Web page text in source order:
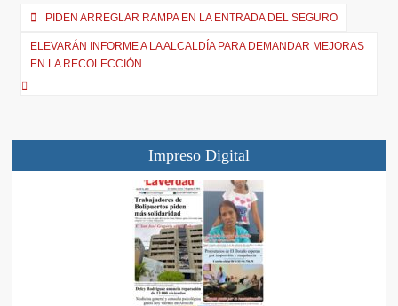
e
)
k
p
m
PIDEN ARREGLAR RAMPA EN LA ENTRADA DEL SEGURO
ELEVARÁN INFORME A LA ALCALDÍA PARA DEMANDAR MEJORAS
EN LA RECOLECCIÓN
Impreso Digital